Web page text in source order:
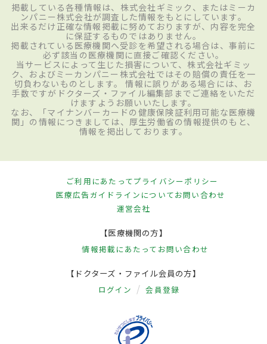
掲載している各種情報は、株式会社ギミック、またはミーカ
ンパニー株式会社が調査した情報をもとにしています。
出来るだけ正確な情報掲載に努めておりますが、内容を完全
に保証するものではありません。
掲載されている医療機関へ受診を希望される場合は、事前に
必ず該当の医療機関に直接ご確認ください。
当サービスによって生じた損害について、株式会社ギミッ
ク、およびミーカンパニー株式会社ではその賠償の責任を一
切負わないものとします。 情報に誤りがある場合には、お
手数ですがドクターズ・ファイル編集部までご連絡をいただ
けますようお願いいたします。
なお、「マイナンバーカードの健康保険証利用可能な医療機
関」の情報につきましては、厚生労働省の情報提供のもと、
情報を掲出しております。
ご利用にあたってプライバシーポリシー
医療広告ガイドラインについてお問い合わせ
運営会社
【医療機関の方】
情報掲載にあたって お問い合わせ
【ドクターズ・ファイル会員の方】
ログイン 会員登録